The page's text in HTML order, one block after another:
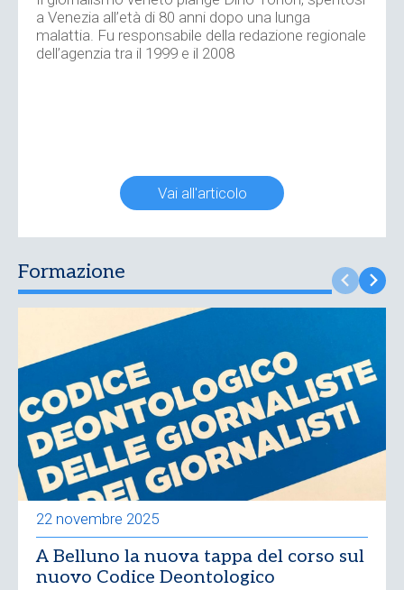
a Venezia all’età di 80 anni dopo una lunga
malattia. Fu responsabile della redazione regionale
dell’agenzia tra il 1999 e il 2008
Vai all'articolo
Formazione
22 novembre 2025
A Belluno la nuova tappa del corso sul
nuovo Codice Deontologico